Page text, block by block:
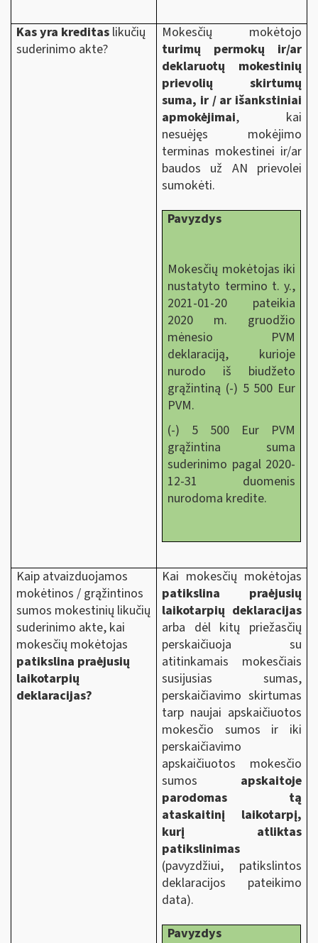
Kas yra kreditas likučių
suderinimo akte?
Mokesčių mokėtojo
turimų permokų
ir/ar
deklaruotų mokestinių
prievolių skirtumų
suma, ir / ar išankstiniai
apmokėjimai, kai
nesuėjęs mokėjimo
terminas mokestinei ir/ar
baudos už AN prievolei
sumokėti.
Pavyzdys
Mokesčių mokėtojas iki
nustatyto termino t. y.,
2021-01-20 pateikia
2020 m. gruodžio
mėnesio PVM
deklaraciją, kurioje
nurodo iš biudžeto
grąžintiną (-) 5 500 Eur
PVM.
(-) 5 500 Eur PVM
grąžintina suma
suderinimo pagal 2020-
12-31 duomenis
nurodoma kredite.
Kaip atvaizduojamos
mokėtinos / grąžintinos
sumos mokestinių likučių
suderinimo akte, kai
mokesčių mokėtojas
patikslina praėjusių
laikotarpių
deklaracijas?
Kai mokesčių mokėtojas
patikslina praėjusių
laikotarpių deklaracijas
arba dėl kitų priežasčių
perskaičiuoja su
atitinkamais mokesčiais
susijusias sumas,
perskaičiavimo skirtumas
tarp naujai apskaičiuotos
mokesčio sumos ir iki
perskaičiavimo
apskaičiuotos mokesčio
sumos apskaitoje
parodomas tą
ataskaitinį laikotarpį,
kurį atliktas
patikslinimas
(pavyzdžiui, patikslintos
deklaracijos pateikimo
data).
Pavyzdys